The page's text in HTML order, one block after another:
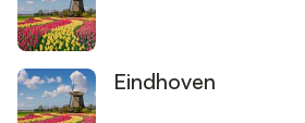
Eindhoven